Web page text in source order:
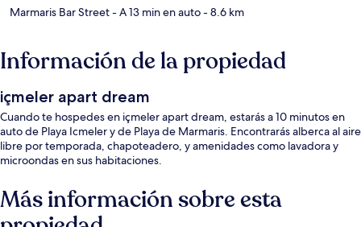
Marmaris Bar Street- A 13 min en auto- 8.6 km
Información de la propiedad
içmeler apart dream
Cuando te hospedes en içmeler apart dream, estarás a 10 minutos en
auto de Playa Icmeler y de Playa de Marmaris. Encontrarás alberca al aire
libre por temporada, chapoteadero, y amenidades como lavadora y
microondas en sus habitaciones.
Más información sobre esta